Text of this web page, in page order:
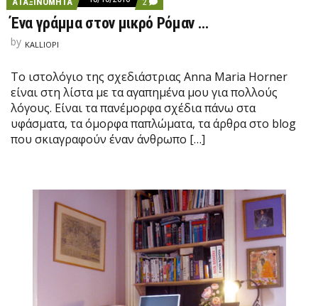
O
M
O
Έ
Ν
Α
Γ
Ρ
Σ
Τ
Ο
Ν
Μ
Ι
Κ
Ρ
Ό
Ρ
Ό
Ένα γράμμα στον μικρό Ρόμαν …
by KALLIOPI
Το ιστολόγιο της σχεδιάστριας Anna Maria Horner
είναι στη λίστα με τα αγαπημένα μου για πολλούς
λόγους. Είναι τα πανέμορφα σχέδια πάνω στα
υφάσματα, τα όμορφα παπλώματα, τα άρθρα στο blog
που σκιαγραφούν έναν άνθρωπο […]